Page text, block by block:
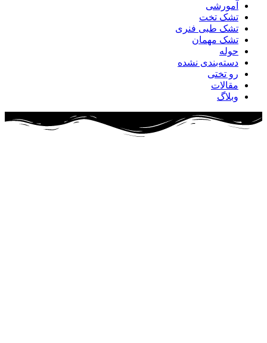
آمورشی
تشک تخت
تشک طبی فنری
تشک مهمان
حوله
دسته‌بندی نشده
رو تختی
مقالات
وبلاگ